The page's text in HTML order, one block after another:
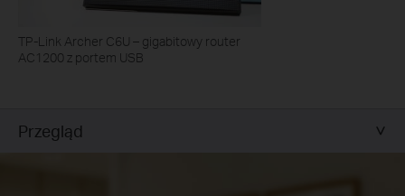
TP-Link Archer C6U – gigabitowy router
AC1200 z portem USB
Przegląd